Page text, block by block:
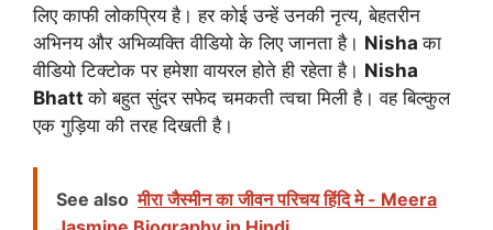
लिए काफी लोकप्रिय है। हर कोई उन्हें उनकी नृत्य, बेहतरीन
अभिनय और अभिव्यक्ति वीडियो के लिए जानता है। Nishaका
वीडियो टिक्टोक पर हमेशा वायरल होते ही रहेता है। Nisha
Bhattको बहुत सुंदर सफेद चमकती त्वचा मिली है। वह बिल्कुल
एक गुड़िया की तरह दिखती है।
See also मीरा जैस्मीन का जीवन परिचय हिंदि मे - Meera